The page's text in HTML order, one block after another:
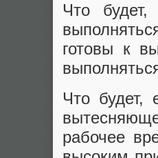
Что
готовы к
Что будет,
рабочее